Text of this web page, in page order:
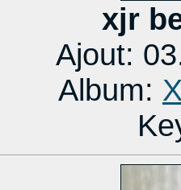
xjr
Ajout:
Album: